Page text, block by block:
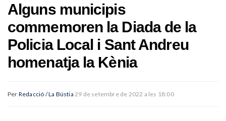
Alguns municipis
commemoren la Diada de la
Policia Local i Sant Andreu
homenatja la Kènia
Per Redacció / La Bústia 29 de setembre de 2022 a les 18:00